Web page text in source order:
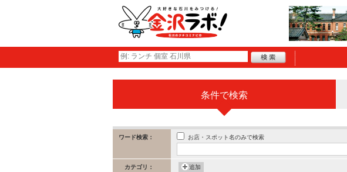
条件で検索
ワード検索： お店・スポット名のみで検索
カテゴリ： 追加